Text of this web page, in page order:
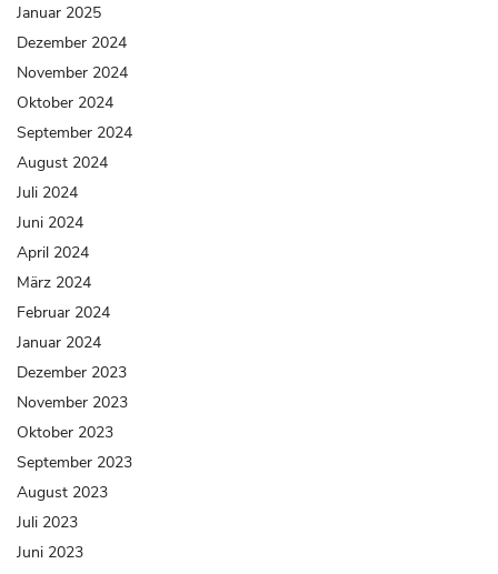
Januar 2025
Dezember 2024
November 2024
Oktober 2024
September 2024
August 2024
Juli 2024
Juni 2024
April 2024
März 2024
Februar 2024
Januar 2024
Dezember 2023
November 2023
Oktober 2023
September 2023
August 2023
Juli 2023
Juni 2023